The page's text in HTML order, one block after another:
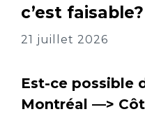
c’est faisable?
21 juillet 2026
Est-ce possible
Montréal —>